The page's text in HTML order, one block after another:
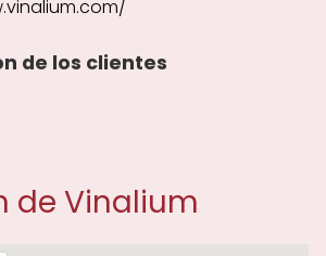
de los clientes
de Vinalium